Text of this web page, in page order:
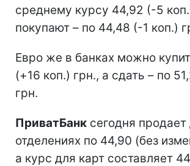
среднему курсу 44,92 (-5
покупают – по 44,48 (-1 коп.)
Евро же в банках можно
(+16 коп.) грн., а сдать – по
грн.
ПриватБанк сегодня
отделениях по 44,90 (без
а курс для карт составляет